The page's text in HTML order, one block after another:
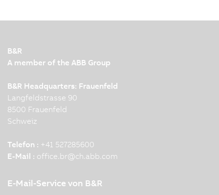
B&R
A member of the ABB Group
B&R Headquarters: Frauenfeld
Langfeldstrasse 90
8500 Frauenfeld
Schweiz
Telefon : +41 527285600
E-Mail : office.br@ch.abb.com
E-Mail-Service von B&R